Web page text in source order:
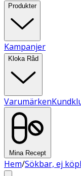
Produkter
Kampanjer
Kloka Råd
Varumärken
Mina Recept
Hem/Sökbar, ej